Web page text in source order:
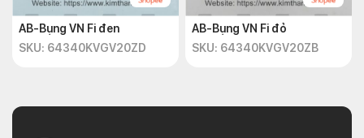
AB-Bụng VN Fi đen
SKU: 64340KVGV20ZD
AB-Bụng VN Fi đỏ
SKU: 64340KVGV20ZB